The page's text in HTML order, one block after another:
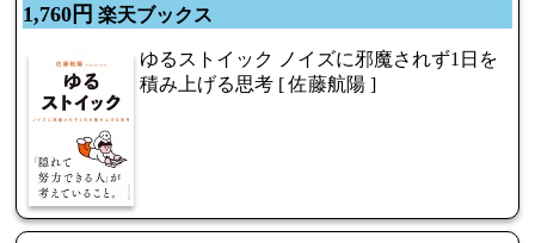
1,760円 楽天ブックス
ゆるストイック ノイズに邪魔されず1日を
積み上げる思考 [ 佐藤航陽 ]